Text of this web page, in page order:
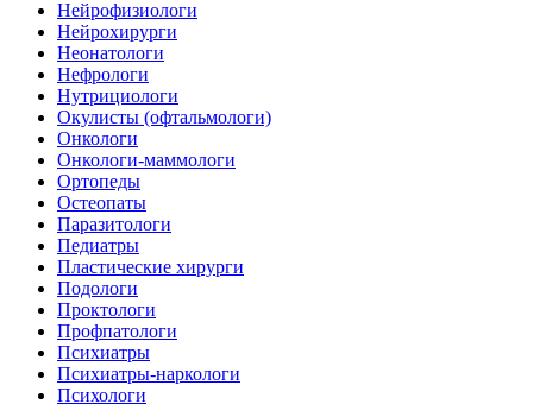
Нейрофизиологи
Нейрохирурги
Неонатологи
Нефрологи
Нутрициологи
Окулисты (офтальмологи)
Онкологи
Онкологи-маммологи
Ортопеды
Остеопаты
Паразитологи
Педиатры
Пластические хирурги
Подологи
Проктологи
Профпатологи
Психиатры
Психиатры-наркологи
Психологи